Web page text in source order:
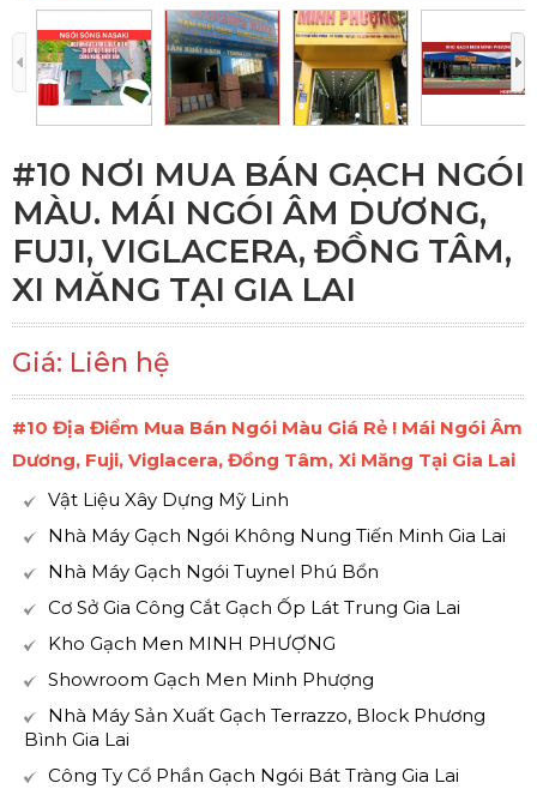
#10 NƠI MUA BÁN GẠCH NGÓI
MÀU. MÁI NGÓI ÂM DƯƠNG,
FUJI, VIGLACERA, ĐỒNG TÂM,
XI MĂNG TẠI GIA LAI
Giá: Liên hệ
#10 Địa Điểm Mua Bán Ngói Màu Giá Rẻ ! Mái Ngói Âm
Dương, Fuji, Viglacera, Đồng Tâm, Xi Măng Tại Gia Lai
Vật Liệu Xây Dựng Mỹ Linh
Nhà Máy Gạch Ngói Không Nung Tiến Minh Gia Lai
Nhà Máy Gạch Ngói Tuynel Phú Bổn
Cơ Sở Gia Công Cắt Gạch Ốp Lát Trung Gia Lai
Kho Gạch Men MINH PHƯỢNG
Showroom Gạch Men Minh Phượng
Nhà Máy Sản Xuất Gạch Terrazzo, Block Phương
Bình Gia Lai
Công Ty Cổ Phần Gạch Ngói Bát Tràng Gia Lai